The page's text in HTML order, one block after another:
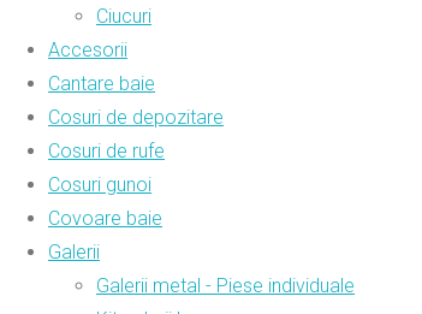
Ciucuri
Accesorii
Cantare baie
Cosuri de depozitare
Cosuri de rufe
Cosuri gunoi
Covoare baie
Galerii
Galerii metal - Piese individuale